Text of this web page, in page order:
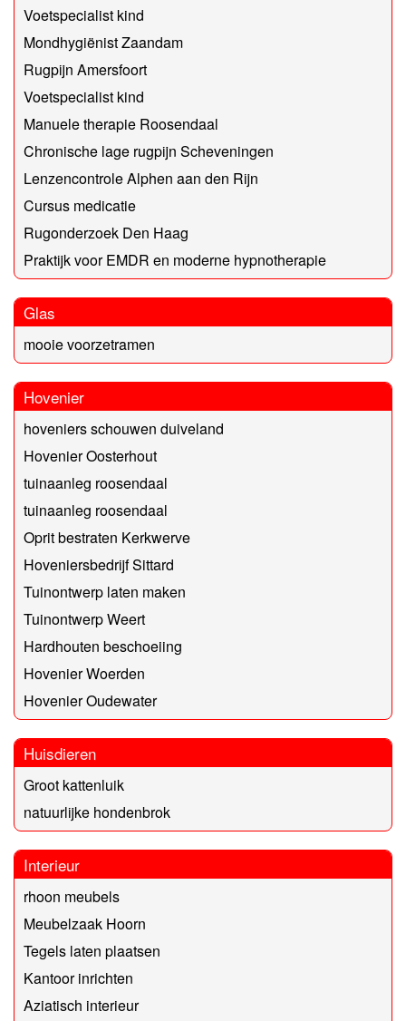
Voetspecialist kind
Mondhygiënist Zaandam
Rugpijn Amersfoort
Voetspecialist kind
Manuele therapie Roosendaal
Chronische lage rugpijn Scheveningen
Lenzencontrole Alphen aan den Rijn
Cursus medicatie
Rugonderzoek Den Haag
Praktijk voor EMDR en moderne hypnotherapie
Glas
mooie voorzetramen
Hovenier
hoveniers schouwen duiveland
Hovenier Oosterhout
tuinaanleg roosendaal
tuinaanleg roosendaal
Oprit bestraten Kerkwerve
Hoveniersbedrijf Sittard
Tuinontwerp laten maken
Tuinontwerp Weert
Hardhouten beschoeiing
Hovenier Woerden
Hovenier Oudewater
Huisdieren
Groot kattenluik
natuurlijke hondenbrok
Interieur
rhoon meubels
Meubelzaak Hoorn
Tegels laten plaatsen
Kantoor inrichten
Aziatisch interieur